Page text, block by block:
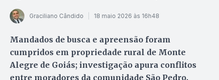
Graciliano Cândido 18 maio 2026 às 16h48
Mandados de busca e apreensão foram
cumpridos em propriedade rural de Monte
Alegre de Goiás; investigação apura conflitos
entre moradores da comunidade São Pedro.